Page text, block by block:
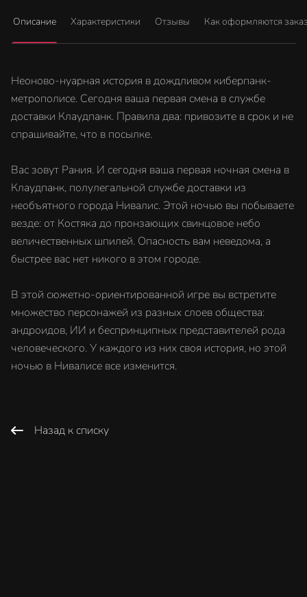
Описание Характеристики Отзывы Как оформляются
Неоново-нуарная история в дождливом киберпанк-
метрополисе. Сегодня ваша первая смена в службе
доставки Клаудпанк. Правила два: привозите в срок и не
спрашивайте, что в посылке.
Вас зовут Рания. И сегодня ваша первая ночная смена в
Клаудпанк, полулегальной службе доставки из
необъятного города Нивалис. Этой ночью вы побываете
везде: от Костяка до пронзающих свинцовое небо
величественных шпилей. Опасность вам неведома, а
быстрее вас нет никого в этом городе.
В этой сюжетно-ориентированной игре вы встретите
множество персонажей из разных слоев общества:
андроидов, ИИ и беспринципных представителей рода
человеческого. У каждого из них своя история, но этой
ночью в Нивалисе все изменится.
Назад к списку